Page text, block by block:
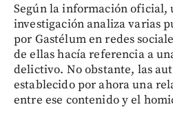
Según la información oficial,
investigación analiza varias
por Gastélum en redes
de ellas hacía referencia a
delictivo. No obstante, las
establecido por ahora una
entre ese contenido y el